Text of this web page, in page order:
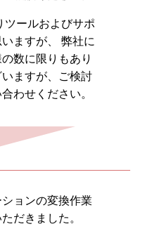
ツールおよびサポ
ますが、 弊社に
数に限りもあり
ますが、ご検討
わせください。
ョンの変換作業
だきました。